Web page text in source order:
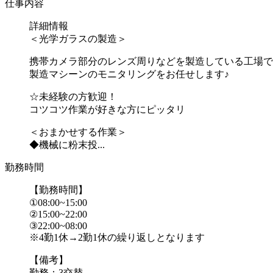
仕事内容
詳細情報
＜光学ガラスの製造＞
携帯カメラ部分のレンズ周りなどを製造している工場
製造マシーンのモニタリングをお任せします♪
☆未経験の方歓迎！
コツコツ作業が好きな方にピッタリ
＜おまかせする作業＞
◆機械に粉末投...
勤務時間
【勤務時間】
①08:00~15:00
②15:00~22:00
③22:00~08:00
※4勤1休→2勤1休の繰り返しとなります
【備考】